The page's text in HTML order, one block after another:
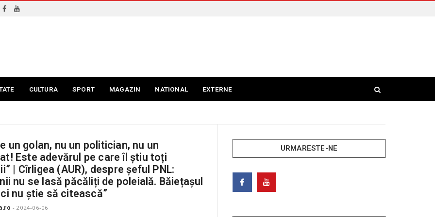
CULTURA SPORT MAGAZIN NATIONAL EXTERNE
un golan, nu un politician, nu un
Este adevărul pe care îl știu toți
| Cîrligea (AUR), despre șeful PNL:
nu se lasă păcăliți de poleială. Băiețașul
nu știe să citească”
- 2024-06-06
URMARESTE-NE